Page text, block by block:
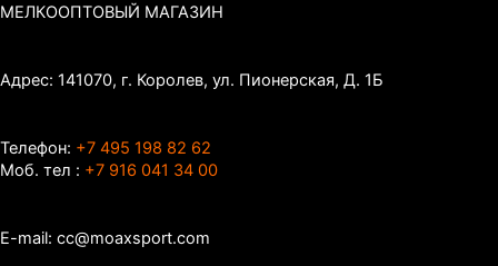
МЕЛКООПТОВЫЙ МАГАЗИН
Адрес: 141070, г. Королев, ул. Пионерская, Д. 1Б
Телефон: +7 495 198 82 62
Моб. тел : +7 916 041 34 00
E-mail: cc@moaxsport.com